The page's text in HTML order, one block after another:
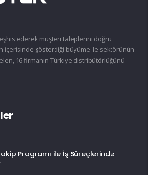
ederek müşteri taleplerini doğru
içerisinde gösterdiği büyüme ile sektörünün
16 firmanın Türkiye distribütörlüğünü
Programı ile İş Süreçlerinde